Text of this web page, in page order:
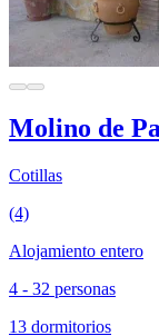
Molino de
Cotillas
(4)
Alojamiento entero
4 - 32 personas
13 dormitorios